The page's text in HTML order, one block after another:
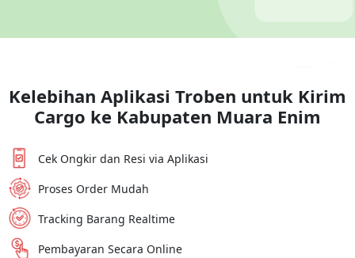
Kelebihan Aplikasi Troben untuk Kirim
Cargo ke Kabupaten Muara Enim
Cek Ongkir dan Resi via Aplikasi
Proses Order Mudah
Tracking Barang Realtime
Pembayaran Secara Online